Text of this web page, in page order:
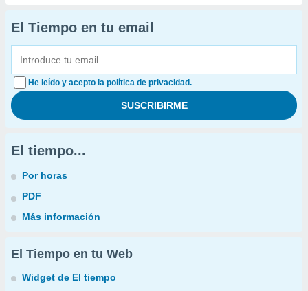
El Tiempo en tu email
He leído y acepto la política de privacidad.
El tiempo...
Por horas
PDF
Más información
El Tiempo en tu Web
Widget de El tiempo